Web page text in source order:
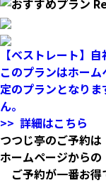
【ベストレート】
このプランはホー
定のプランとなり
ん。
>> 詳細はこちら
つつじ亭のご予約は
ホームページからの
ご予約が一番お得